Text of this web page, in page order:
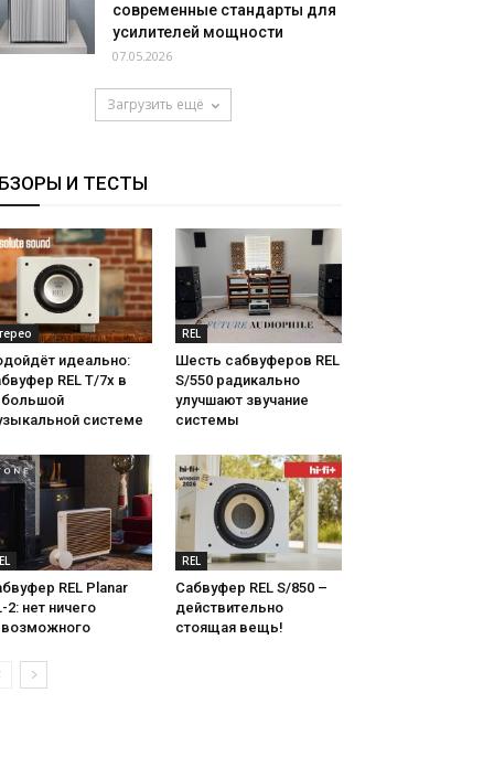
современные стандарты для
усилителей мощности
07.05.2026
Загрузить ещё
И ТЕСТЫ
идеально:
REL T/7x в
системе
REL
Шесть сабвуферов REL
S/550 радикально
улучшают звучание
системы
REL Planar
2: нет ничего
REL
Сабвуфер REL S/850 –
действительно
стоящая вещь!